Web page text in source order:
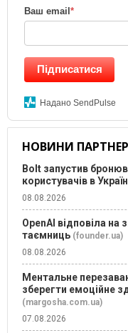
Ваш email*
Підписатися
Надано SendPulse
НОВИНИ
Bolt запустив
користувачів в
08.08.2026
OpenAI відповіла на
таємниць (founder.ua)
08.08.2026
Ментальне
зберегти емоційне
(margosha.com.ua)
07.08.2026